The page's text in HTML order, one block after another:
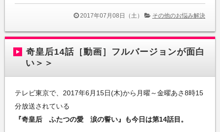
2017年07月08日（土） その他のお悩み解決
奇皇后14話［動画］フルバージョンが面白
い＞＞
テレビ東京で、2017年6月15日(木)から月曜～金曜あさ8時15
分放送されている
『奇皇后 ふたつの愛 涙の誓い』も今日は第14話目。